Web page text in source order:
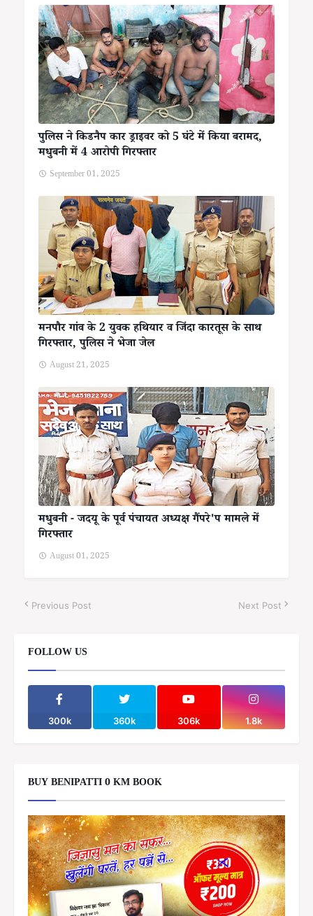
पुलिस ने किडनैप कार ड्राइवर को 5 घंटे में किया बरामद,
मधुबनी में 4 आरोपी गिरफ्तार
September 01, 2025
मनपौर गांव के 2 युवक हथियार व जिंदा कारतूस के साथ
गिरफ्तार, पुलिस ने भेजा जेल
August 21, 2025
मधुबनी - जदयू के पूर्व पंचायत अध्यक्ष गैंपरे'प मामले में
गिरफ्तार
August 01, 2025
Previous Post Next Post
FOLLOW US
300k 360k 306k 1.8k
BUY BENIPATTI 0 KM BOOK